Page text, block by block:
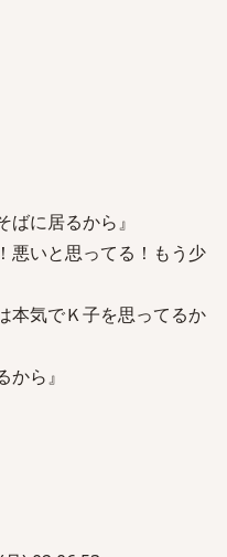
に居るから』
悪いと思ってる！もう少
本気でＫ子を思ってるか
ら』